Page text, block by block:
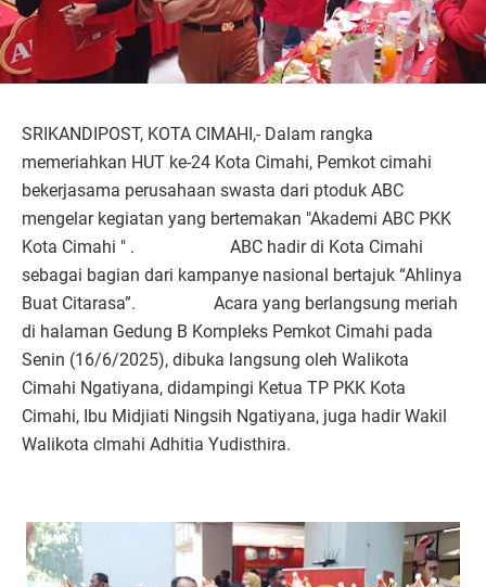
SRIKANDIPOST, KOTA CIMAHI,- Dalam rangka
memeriahkan HUT ke-24 Kota Cimahi, Pemkot cimahi
bekerjasama perusahaan swasta dari ptoduk ABC
mengelar kegiatan yang bertemakan "Akademi ABC PKK
Kota Cimahi " . ABC hadir di Kota Cimahi
sebagai bagian dari kampanye nasional bertajuk “Ahlinya
Buat Citarasa”. Acara yang berlangsung meriah
di halaman Gedung B Kompleks Pemkot Cimahi pada
Senin (16/6/2025), dibuka langsung oleh Walikota
Cimahi Ngatiyana, didampingi Ketua TP PKK Kota
Cimahi, Ibu Midjiati Ningsih Ngatiyana, juga hadir Wakil
Walikota clmahi Adhitia Yudisthira.